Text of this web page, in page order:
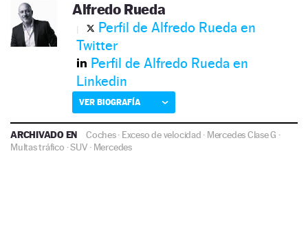
Alfredo Rueda
Perfil de Alfredo Rueda en
Twitter
Perfil de Alfredo Rueda en
Linkedin
VER BIOGRAFÍA
ARCHIVADO EN Coches· Exceso de velocidad · Mercedes Clase G ·
Multas tráfico ·SUV · Mercedes